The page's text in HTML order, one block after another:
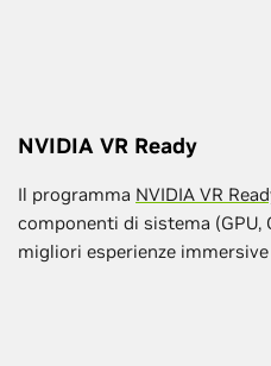
NVIDIA VR Ready
Il programma NVIDIA VR
componenti di sistema (GPU,
migliori esperienze